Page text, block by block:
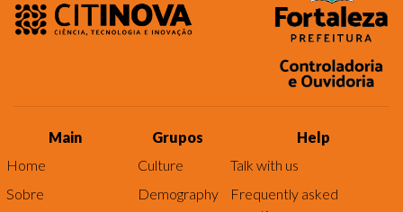
Main
Home
Sobre
Grupos
Culture
Demography
Help
Talk with us
Frequently asked